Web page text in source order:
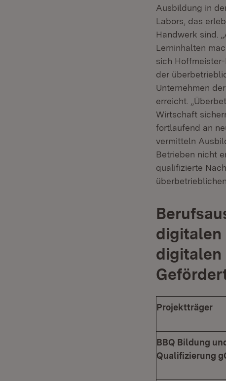
Ausbildung in
Labors, das
Handwerk sind.
Lerninhalten
sich
der
Unternehmen
erreicht.
Wirtschaft
fortlaufend an
vermitteln
Betrieben nicht
qualifizierte
digitalen
digitalen
Projektträger
BBQ Bildung
Qualifizierung